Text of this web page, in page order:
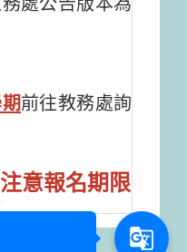
前往教務處詢
意報名期限
g_translate